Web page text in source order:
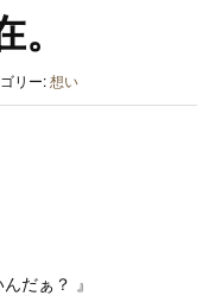
リー:想い
だぁ？ 』